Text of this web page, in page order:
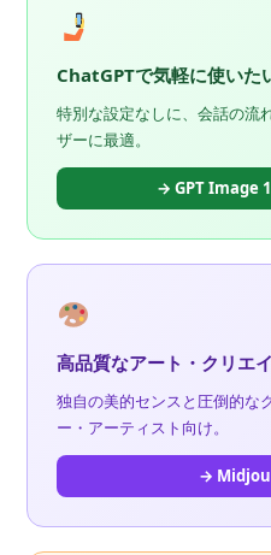
ChatGPTで気軽に使いた
特別な設定なしに、会話の流
ザーに最適。
→ GPT Image
高品質なアート・クリエ
独自の美的センスと圧倒的な
ー・アーティスト向け。
→